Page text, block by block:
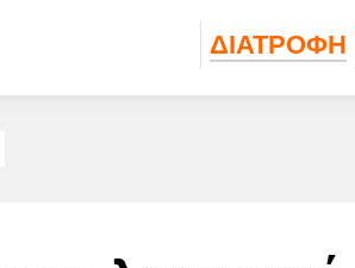
ΔΙΑΤΡΟΦΗ